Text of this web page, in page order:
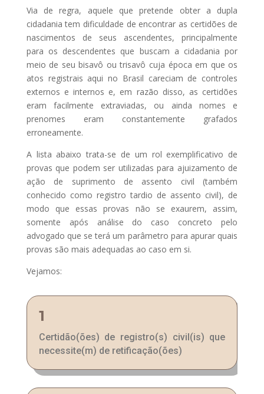
Via de regra, aquele que pretende obter a dupla
cidadania tem dificuldade de encontrar as certidões de
nascimentos de seus ascendentes, principalmente
para os descendentes que buscam a cidadania por
meio de seu bisavô ou trisavô cuja época em que os
atos registrais aqui no Brasil careciam de controles
externos e internos e, em razão disso, as certidões
eram facilmente extraviadas, ou ainda nomes e
prenomes eram constantemente grafados
erroneamente.
A lista abaixo trata-se de um rol exemplificativo de
provas que podem ser utilizadas para ajuizamento de
ação de suprimento de assento civil (também
conhecido como registro tardio de assento civil), de
modo que essas provas não se exaurem, assim,
somente após análise do caso concreto pelo
advogado que se terá um parâmetro para apurar quais
provas são mais adequadas ao caso em si.
Vejamos:
1
Certidão(ões) de registro(s) civil(is) que
necessite(m) de retificação(ões)